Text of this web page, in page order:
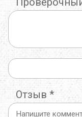
Отзыв *